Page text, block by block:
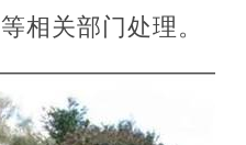
相关部门处理。